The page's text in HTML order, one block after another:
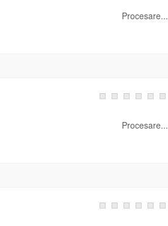
Procesare...
Procesare...